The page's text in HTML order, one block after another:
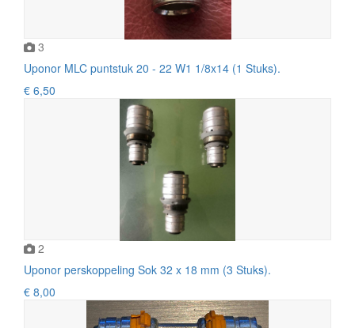
3
Uponor MLC puntstuk 20 - 22 W1 1/8x14 (1 Stuks).
€ 6,50
2
Uponor perskoppeling Sok 32 x 18 mm (3 Stuks).
€ 8,00